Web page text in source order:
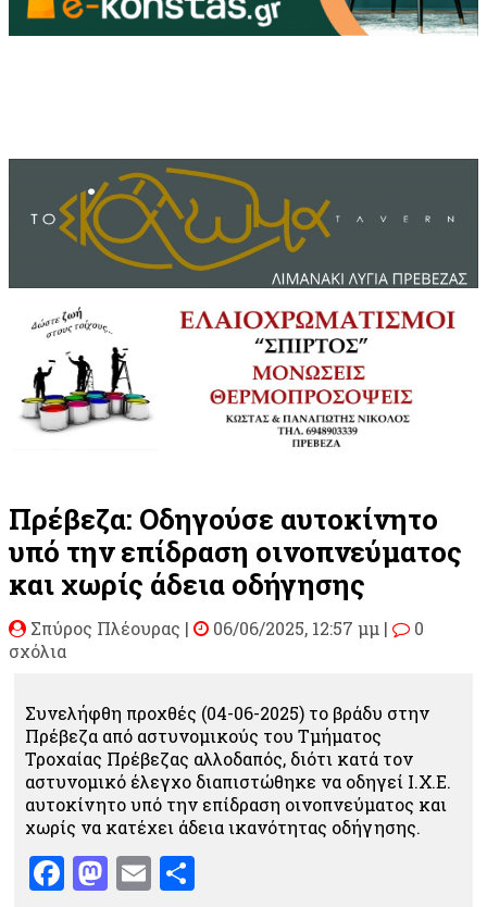
Πρέβεζα: Οδηγούσε αυτοκίνητο
υπό την επίδραση οινοπνεύματος
και χωρίς άδεια οδήγησης
Σπύρος Πλέουρας | 06/06/2025, 12:57 μμ |
0
σχόλια
Συνελήφθη προχθές (04-06-2025) το βράδυ στην
Πρέβεζα από αστυνομικούς του Τμήματος
Τροχαίας Πρέβεζας αλλοδαπός, διότι κατά τον
αστυνομικό έλεγχο διαπιστώθηκε να οδηγεί Ι.Χ.Ε.
αυτοκίνητο υπό την επίδραση οινοπνεύματος και
χωρίς να κατέχει άδεια ικανότητας οδήγησης.
Facebook
Mastodon
Email